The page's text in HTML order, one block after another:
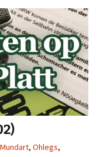
Mundart, Ohlegs,